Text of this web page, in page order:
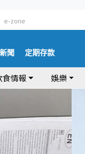
e-zone
聞 定期存款
食情報 娛樂